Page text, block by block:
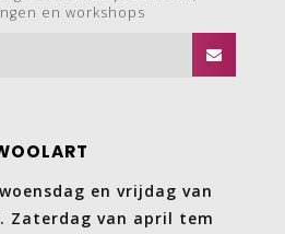
en workshops
en vrijdag van
Zaterdag van april tem